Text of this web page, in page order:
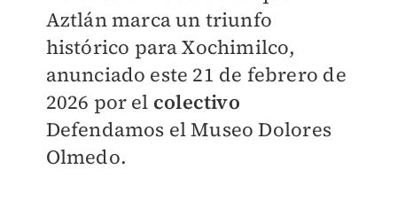
Aztlán marca un triunfo
histórico para Xochimilco,
anunciado este 21 de febrero de
2026 por el colectivo
Defendamos el Museo Dolores
Olmedo.